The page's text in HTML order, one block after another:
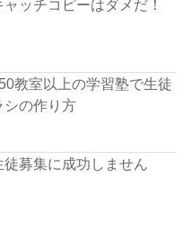
ッチコピーはダメだ！
教室以上の学習塾で生徒
シの作り方
徒募集に成功しません